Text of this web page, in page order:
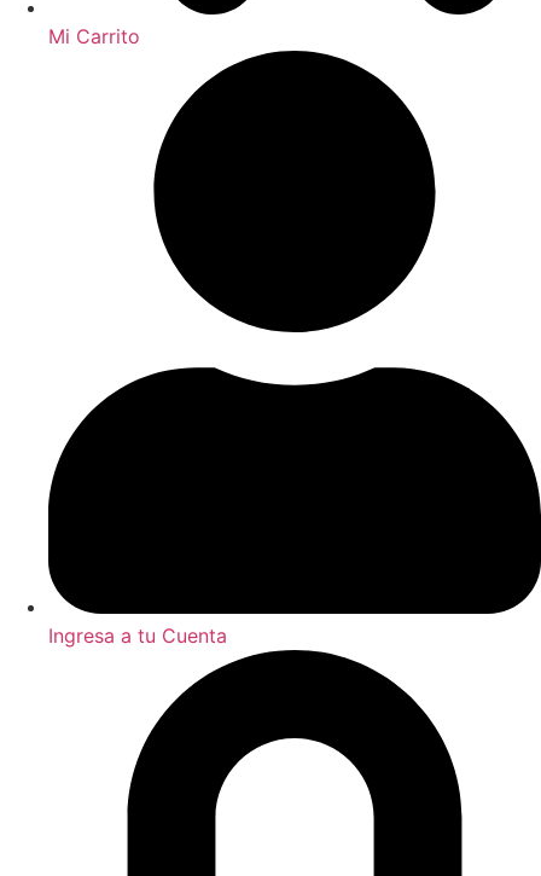
Mi Carrito
Ingresa a tu Cuenta